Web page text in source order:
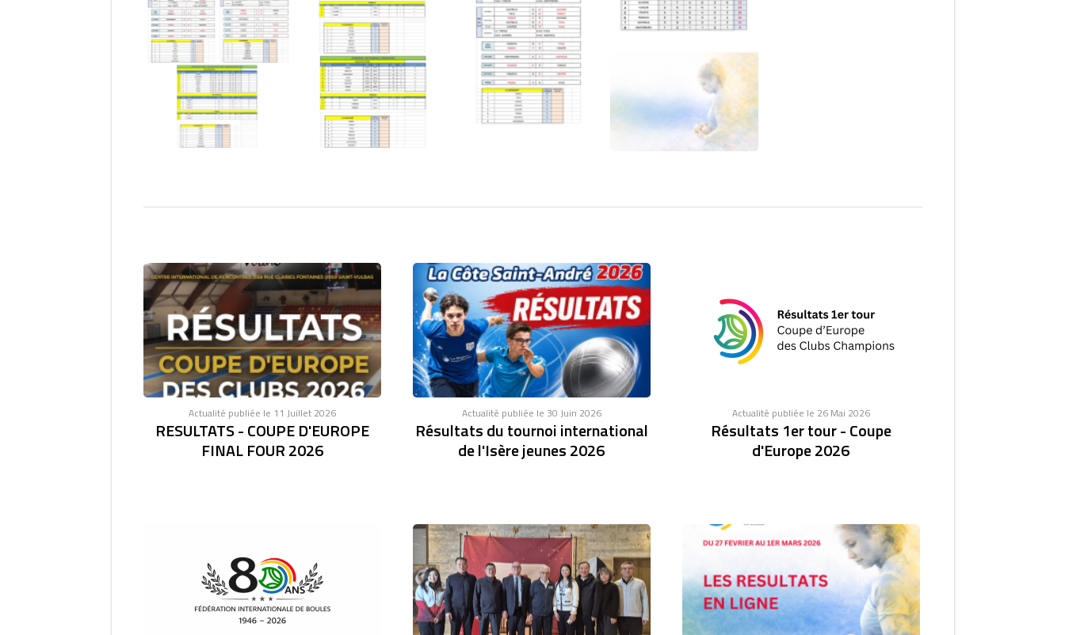
Actualité publiée le 11 Juillet 2026
RESULTATS - COUPE D'EUROPE
FINAL FOUR 2026
Actualité publiée le 30 Juin 2026
Résultats du tournoi international
de l'Isère jeunes 2026
Actualité publiée le 26 Mai 2026
Résultats 1er tour - Coupe
d'Europe 2026